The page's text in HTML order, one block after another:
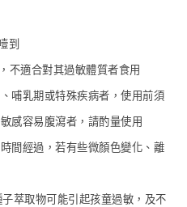
到
不適合對其過敏體質者食用
哺乳期或特殊疾病者，使用前須
感容易腹瀉者，請酌量使用
間經過，若有些微顏色變化、離
取物可能引起孩童過敏，及不